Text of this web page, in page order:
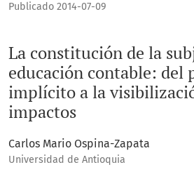
La constitución de la
educación contable: del
implícito a la
impactos
Publicado 2014-07-09
Carlos Mario Ospina-Zapata
Universidad de Antioquia